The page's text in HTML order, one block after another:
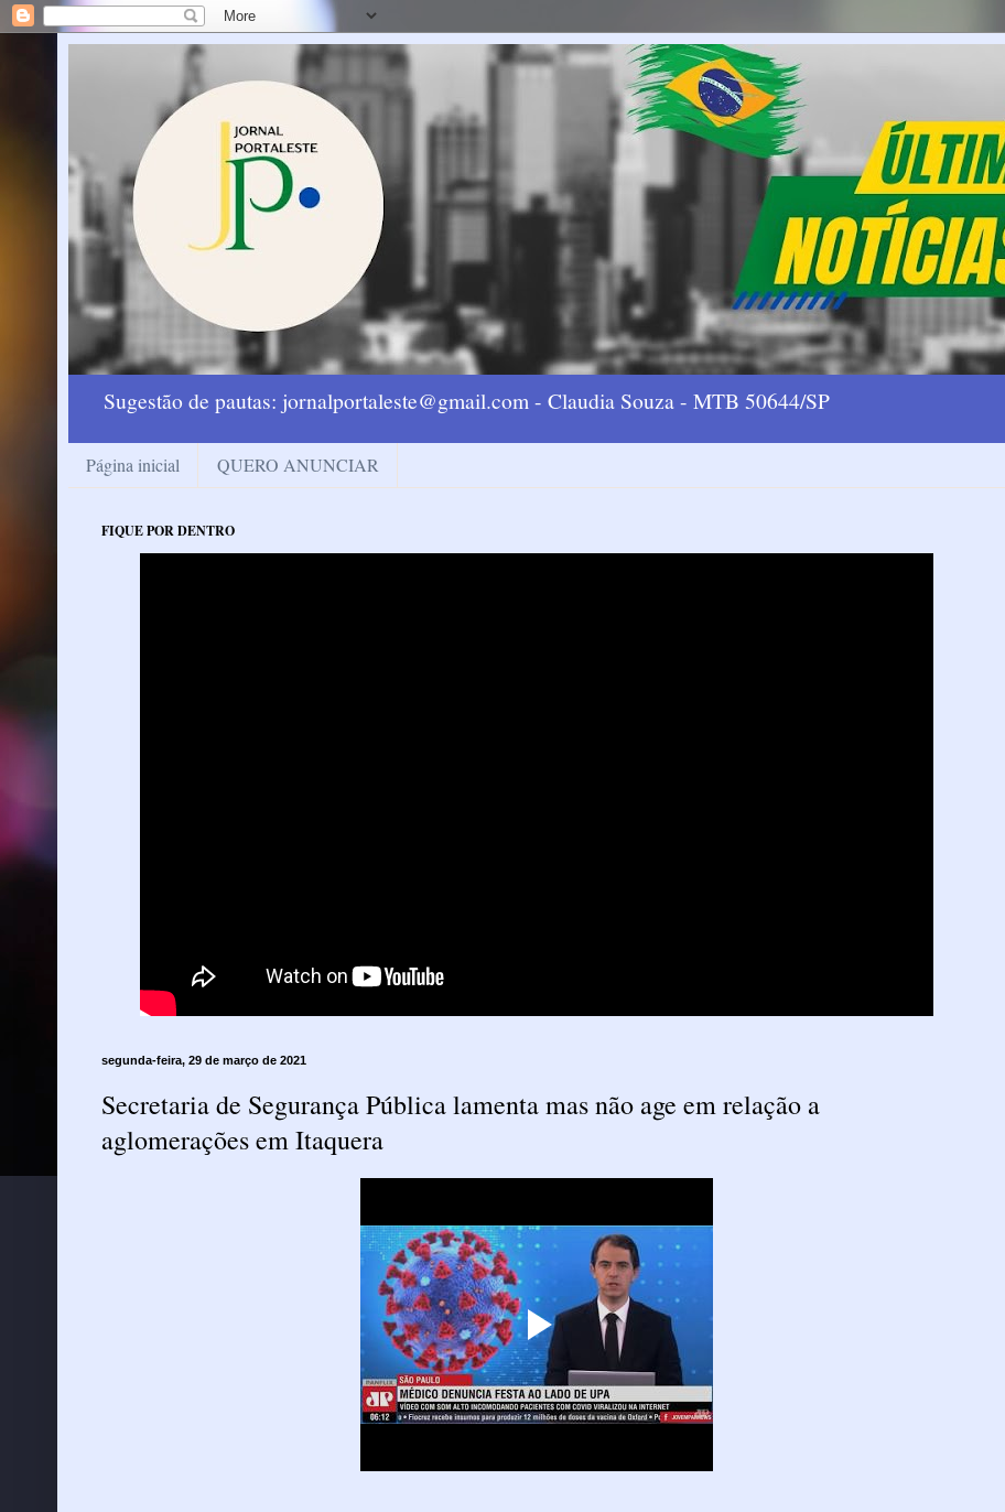
Sugestão de pautas: jornalportaleste@gmail.com - Claudia Souza - MTB 50644/SP
Página inicial QUERO ANUNCIAR
FIQUE POR DENTRO
segunda-feira, 29 de março de 2021
Secretaria de Segurança Pública lamenta mas não age em relação a
aglomerações em Itaquera